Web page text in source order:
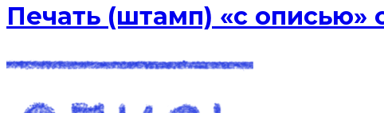
Печать (штамп) «с описью»